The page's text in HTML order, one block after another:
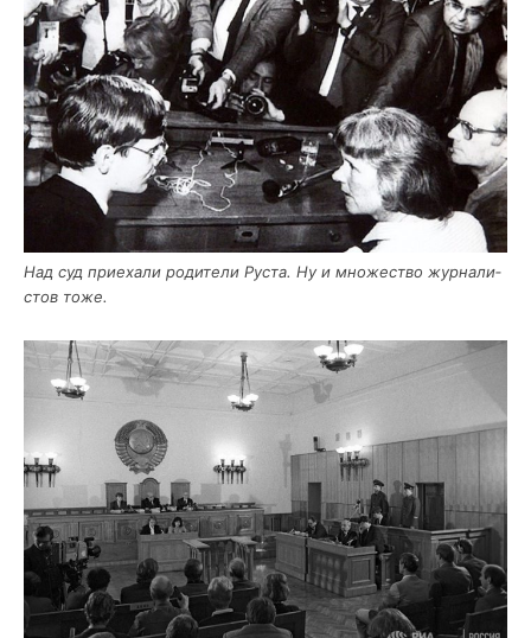
Над суд при­е­ха­ли роди­те­ли Руста. Ну и мно­же­ство жур­на­ли­
стов тоже.